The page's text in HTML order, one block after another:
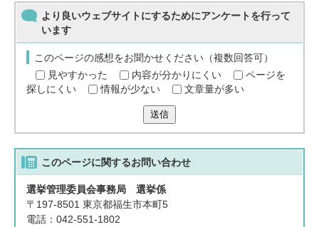
より良いウェブサイトにするためにアンケートを行って
います
このページの感想をお聞かせください（複数回答可）
見やすかった
内容が分かりにくい
ページを
探しにくい
情報が少ない 文章量が多い
送信
このページに関するお問い合わせ
選挙管理委員会事務局 選挙係
〒197-8501 東京都福生市本町5
電話：042-551-1802